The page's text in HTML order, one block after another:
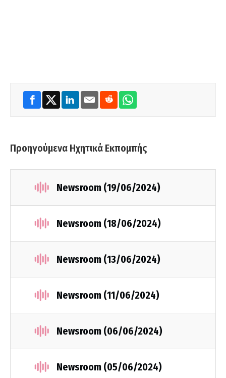
Προηγούμενα Ηχητικά Εκπομπής
Newsroom (19/06/2024)
Newsroom (18/06/2024)
Newsroom (13/06/2024)
Newsroom (11/06/2024)
Newsroom (06/06/2024)
Newsroom (05/06/2024)